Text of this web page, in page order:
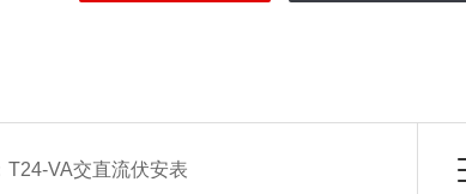
T24-VA交直流伏安表